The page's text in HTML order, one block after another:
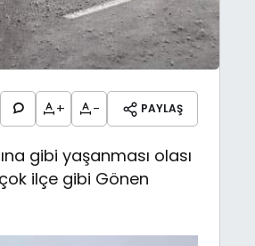
+ - PAYLAŞ
gibi yaşanması olası
ilçe gibi Gönen